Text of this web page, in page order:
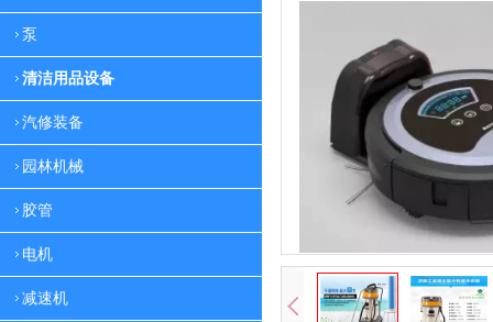
泵
清洁用品设备
汽修装备
园林机械
胶管
电机
减速机